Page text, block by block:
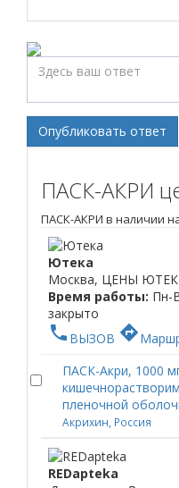
Опубликовать ответ
ПАСК-АКРИ
ПАСК-АКРИ в наличии
Ютека
Москва, ЦЕНЫ
Время работы: Пн-
закрыто
phone ВЫЗОВ directions
ПАСК-Акри, 1000
пленочной
Акрихин, Россия
REDapteka